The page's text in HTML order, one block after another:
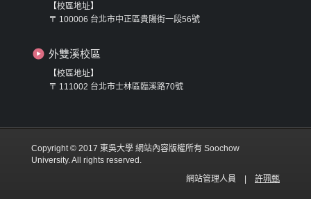
【校區地址】
〒 100006 台北市中正區貴陽街一段56號
外雙溪校區
【校區地址】
〒 111002 台北市士林區臨溪路70號
Copyright © 2017 東吳大學 網站內容版權所有 Soochow
University. All rights reserved.
網站管理人員 | 許珮甄